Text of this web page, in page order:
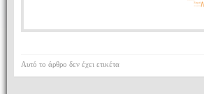
Αυτό το άρθρο δεν έχει ετικέτα